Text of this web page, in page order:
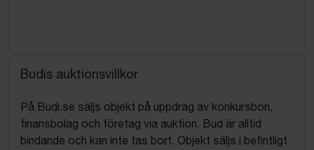
Budis auktionsvillkor
På Budi.se säljs objekt på uppdrag av konkursbon,
finansbolag och företag via auktion. Bud är alltid
bindande och kan inte tas bort. Objekt säljs i befintligt